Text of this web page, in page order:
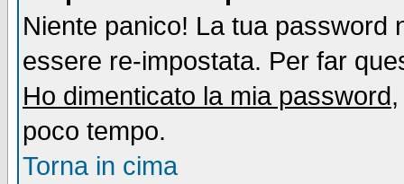
Niente panico! La tua
essere re-impostata. Per far
Ho dimenticato la mia password
poco tempo.
Torna in cima